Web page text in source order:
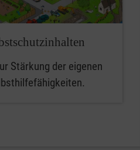
Stärkung der eigenen